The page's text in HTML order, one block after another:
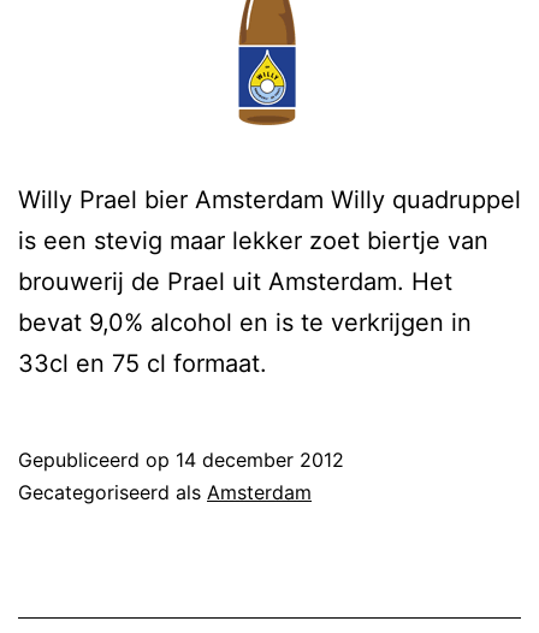
Willy Prael bier Amsterdam Willy quadruppel
is een stevig maar lekker zoet biertje van
brouwerij de Prael uit Amsterdam. Het
bevat 9,0% alcohol en is te verkrijgen in
33cl en 75 cl formaat.
Gepubliceerd op 14 december 2012
Gecategoriseerd als Amsterdam